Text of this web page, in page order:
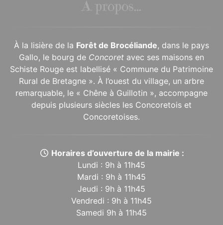
À propos...
À la lisière de la Forêt de Brocéliande, dans le pays
Gallo, le bourg de Concoret avec ses maisons en
Schiste Rouge est labellisé « Commune du Patrimoine
Rural de Bretagne ». À l’ouest du village, un arbre
remarquable, le « Chêne à Guillotin », accompagne
depuis plusieurs siècles les Concoretois et
Concoretoises.
Horaires d’ouverture de la mairie :
Lundi : 9h à 11h45
Mardi : 9h à 11h45
Jeudi : 9h à 11h45
Vendredi : 9h à 11h45
Samedi 9h à 11h45